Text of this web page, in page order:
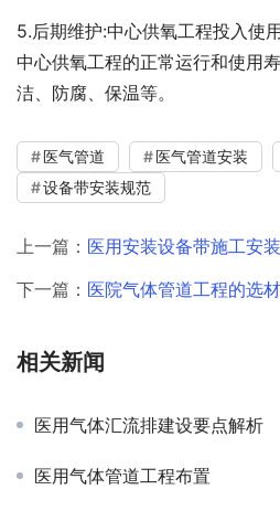
5.后期维护:中心供氧工程投入使
中心供氧工程的正常运行和使用
洁、防腐、保温等。
医气管道 医气管道安装
设备带安装规范
上一篇： 医用安装设备带施工安装
下一篇： 医院气体管道工程的选材
相关新闻
医用气体汇流排建设要点解析
医用气体管道工程布置